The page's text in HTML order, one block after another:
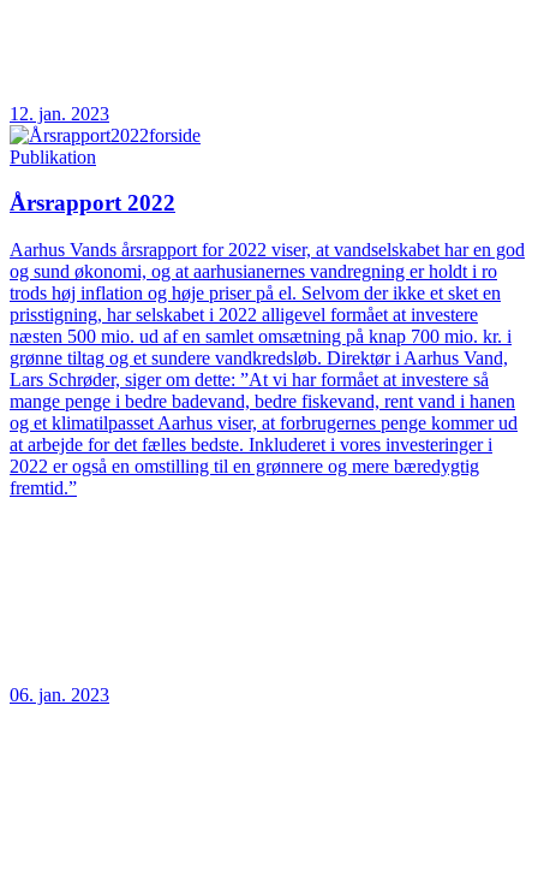
12. jan. 2023
Publikation
Årsrapport 2022
Aarhus Vands årsrapport for 2022 viser, at vandselskabet har en god
og sund økonomi, og at aarhusianernes vandregning er holdt i ro
trods høj inflation og høje priser på el. Selvom der ikke et sket en
prisstigning, har selskabet i 2022 alligevel formået at investere
næsten 500 mio. ud af en samlet omsætning på knap 700 mio. kr. i
grønne tiltag og et sundere vandkredsløb. Direktør i Aarhus Vand,
Lars Schrøder, siger om dette: ”At vi har formået at investere så
mange penge i bedre badevand, bedre fiskevand, rent vand i hanen
og et klimatilpasset Aarhus viser, at forbrugernes penge kommer ud
at arbejde for det fælles bedste. Inkluderet i vores investeringer i
2022 er også en omstilling til en grønnere og mere bæredygtig
fremtid.”
06. jan. 2023